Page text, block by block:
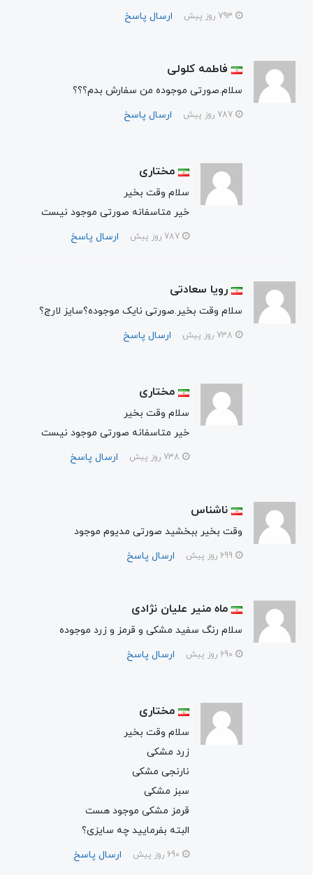
ارسال پاسخ
فاطمه کلولی
سلام.صورتی موجوده من سفارش بدم؟؟؟
ارسال پاسخ
مختاری
سلام وقت بخیر
خیر متاسفانه صورتی موجود نیست
ارسال پاسخ
رویا سعادتی
سلام وقت بخیر.صورتی نایک موجوده؟سایز لارج؟
ارسال پاسخ
مختاری
سلام وقت بخیر
خیر متاسفانه صورتی موجود نیست
ارسال پاسخ
ناشناس
وقت بخیر ببخشید صورتی مدیوم موجود
ارسال پاسخ
ماه منیر علیان نژادی
سلام رنگ سفید مشکی و قرمز و زرد موجوده
ارسال پاسخ
مختاری
سلام وقت بخیر
زرد مشکی
نارنجی مشکی
سبز مشکی
قرمز مشکی موجود هست
البته بفرمایید چه سایزی؟
ارسال پاسخ